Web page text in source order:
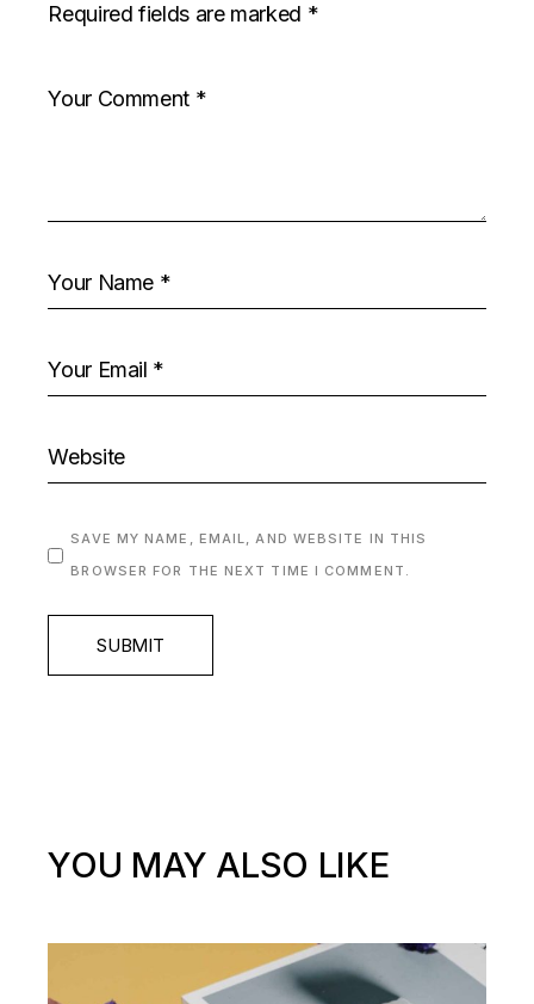
Required fields are marked *
SAVE MY NAME, EMAIL, AND WEBSITE IN THIS
BROWSER FOR THE NEXT TIME I COMMENT.
SUBMIT
YOU MAY ALSO LIKE